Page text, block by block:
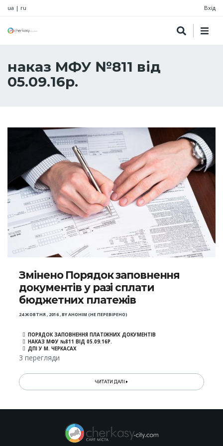
ua | ru Вхід
наказ МФУ №811 від
05.09.16р.
Змінено Порядок заповнення
документів у разі сплати
бюджетних платежів
24 ЖОВТНЯ , 2016,BYАНОНІМ (НЕ ПЕРЕВІРЕНО)
ПОРЯДОК ЗАПОВНЕННЯ ПЛАТІЖНИХ ДОКУМЕНТІВ
НАКАЗ МФУ №811 ВІД 05.09.16Р.
ДПІ У М. ЧЕРКАСАХ
3 перегляди
ЧИТАТИ ДАЛІ